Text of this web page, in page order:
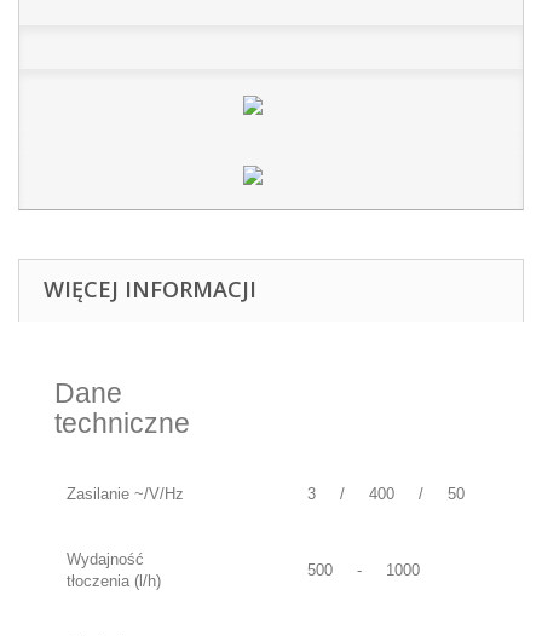
WIĘCEJ INFORMACJI
Dane
techniczne
Zasilanie ~/V/Hz 3 / 400 / 50
Wydajność
tłoczenia (l/h)
500 - 1000